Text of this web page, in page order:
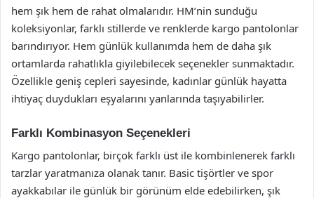
hem şık hem de rahat olmalarıdır. HM’nin sunduğu
koleksiyonlar, farklı stillerde ve renklerde kargo pantolonlar
barındırıyor. Hem günlük kullanımda hem de daha şık
ortamlarda rahatlıkla giyilebilecek seçenekler sunmaktadır.
Özellikle geniş cepleri sayesinde, kadınlar günlük hayatta
ihtiyaç duydukları eşyalarını yanlarında taşıyabilirler.
Farklı Kombinasyon Seçenekleri
Kargo pantolonlar, birçok farklı üst ile kombinlenerek farklı
tarzlar yaratmanıza olanak tanır. Basic tişörtler ve spor
ayakkabılar ile günlük bir görünüm elde edebilirken, şık